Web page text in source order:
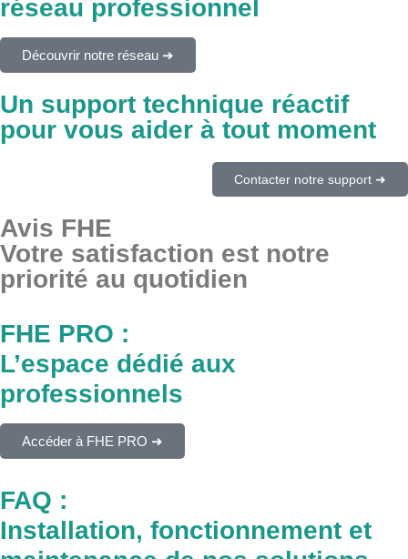
réseau professionnel
Découvrir notre réseau ➜
Un support technique réactif
pour vous aider à tout moment
Contacter notre support ➜
Avis FHE
Votre satisfaction est notre
priorité au quotidien
FHE PRO :
L’espace dédié aux
professionnels
Accéder à FHE PRO ➜
FAQ :
Installation, fonctionnement et